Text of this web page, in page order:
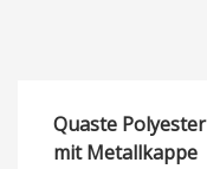
Quaste Polyester
mit Metallkappe